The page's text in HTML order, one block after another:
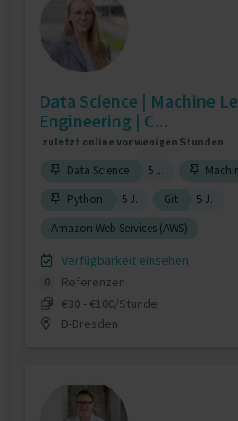
Data Science | Machine
Engineering | C...
zuletzt online vor wenigen Stunden
Data Science 5 J.
Python
5 J. Git
5 J.
Amazon Web Services (AWS)
Verfügbarkeit einsehen
0
Referenzen
€80 - €100/Stunde
D-Dresden